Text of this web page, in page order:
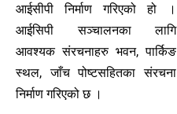
आईसीपी निर्माण गरिएको हो ।
आईसिपी सञ्चालनका लागि
आवश्यक संरचनाहरु भवन, पार्किङ
स्थल, जाँच पोष्टसहितका संरचना
निर्माण गरिएको छ ।